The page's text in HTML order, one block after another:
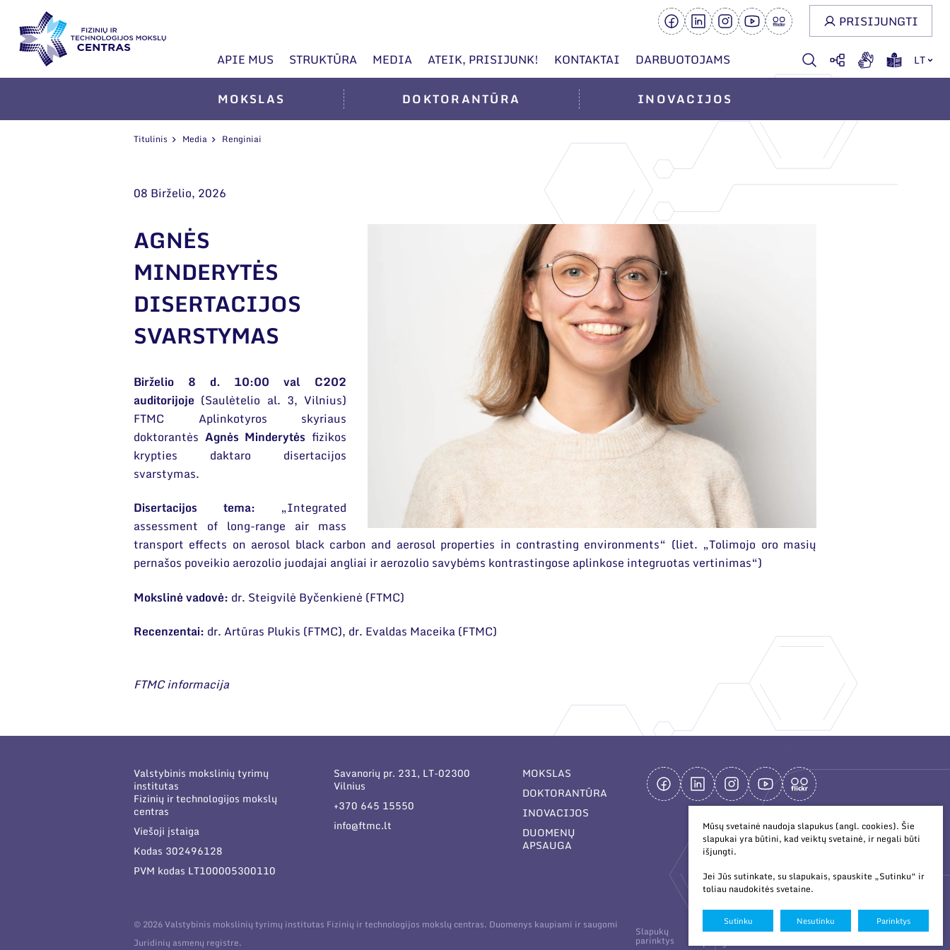
APIE MUS STRUKTŪRA MEDIA ATEIK, PRISIJUNK! KONTAKTAI DARBUOTOJAMS LT
PRISIJUNGTI
MOKSLAS DOKTORANTŪRA INOVACIJOS
Titulinis Media Renginiai
08 Birželio, 2026
AGNĖS
MINDERYTĖS
DISERTACIJOS
SVARSTYMAS
Birželio 8 d. 10:00 val C202
auditorijoje (Saulėtelio al. 3, Vilnius)
FTMC Aplinkotyros skyriaus
doktorantės Agnės Minderytės fizikos
krypties daktaro disertacijos
svarstymas.
Disertacijos tema: „Integrated
assessment of long-range air mass
transport effects on aerosol black carbon and aerosol properties in contrasting environments“ (liet. „Tolimojo oro masių
pernašos poveikio aerozolio juodajai angliai ir aerozolio savybėms kontrastingose aplinkose integruotas vertinimas“)
Mokslinė vadovė: dr. Steigvilė Byčenkienė (FTMC)
Recenzentai: dr. Artūras Plukis (FTMC), dr. Evaldas Maceika (FTMC)
FTMC informacija
Valstybinis mokslinių tyrimų
institutas
Fizinių ir technologijos mokslų
centras
Viešoji įstaiga
Kodas 302496128
PVM kodas LT100005300110
Savanorių pr. 231, LT-02300
Vilnius
+370 645 15550
info@ftmc.lt
MOKSLAS
DOKTORANTŪRA
INOVACIJOS
DUOMENŲ
APSAUGA
© 2026 Valstybinis mokslinių tyrimų institutas Fizinių ir technologijos mokslų centras. Duomenys kaupiami ir saugomi
Juridinių asmenų registre.
Slapukų
parinktys
Duomenų
Mūsų svetainė naudoja slapukus (angl. cookies). Šie
slapukai yra būtini, kad veiktų svetainė, ir negali būti
išjungti.
Jei Jūs sutinkate, su slapukais, spauskite „Sutinku“ ir
toliau naudokitės svetaine.
Sutinku Nesutinku Parinktys